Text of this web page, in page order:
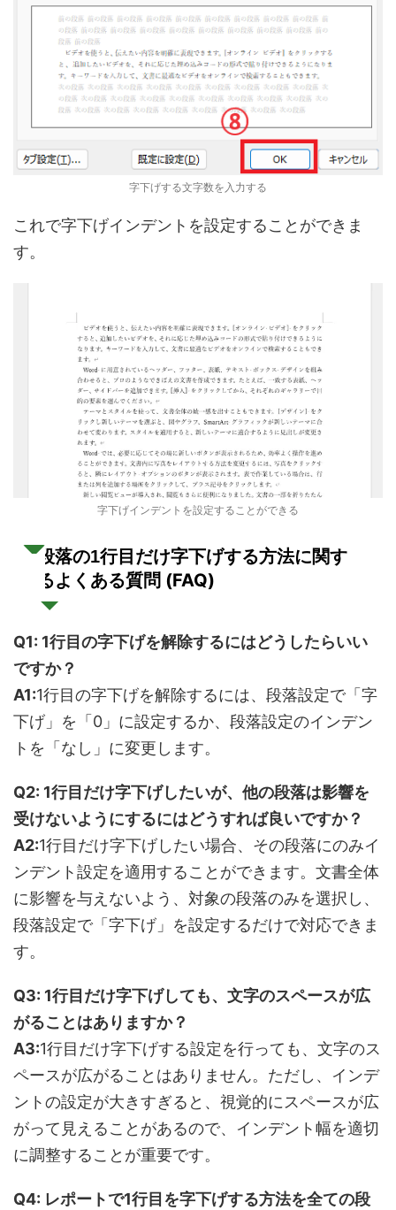
字下げする文字数を入力する
これで字下げインデントを設定することができま
す。
字下げインデントを設定することができる
段落の1行目だけ字下げする方法に関す
るよくある質問 (FAQ)
Q1: 1行目の字下げを解除するにはどうしたらいい
ですか？
A1:1行目の字下げを解除するには、段落設定で「字
下げ」を「0」に設定するか、段落設定のインデン
トを「なし」に変更します。
Q2: 1行目だけ字下げしたいが、他の段落は影響を
受けないようにするにはどうすれば良いですか？
A2:1行目だけ字下げしたい場合、その段落にのみイ
ンデント設定を適用することができます。文書全体
に影響を与えないよう、対象の段落のみを選択し、
段落設定で「字下げ」を設定するだけで対応できま
す。
Q3: 1行目だけ字下げしても、文字のスペースが広
がることはありますか？
A3:1行目だけ字下げする設定を行っても、文字のス
ペースが広がることはありません。ただし、インデ
ントの設定が大きすぎると、視覚的にスペースが広
がって見えることがあるので、インデント幅を適切
に調整することが重要です。
Q4: レポートで1行目を字下げする方法を全ての段